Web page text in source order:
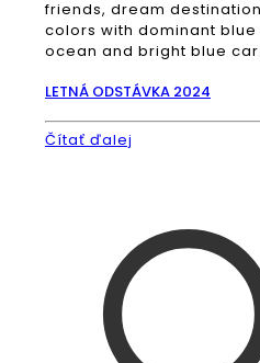
friends, dream
colors with dominant blue
ocean and bright blue car.
LETNÁ ODSTÁVKA 2024
Čítať ďalej